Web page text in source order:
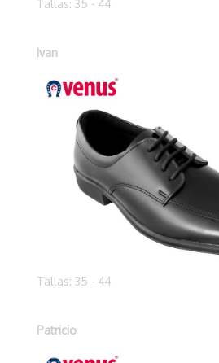
Tallas: 35 - 44
Ivan
Tallas: 35 - 44
Patricio